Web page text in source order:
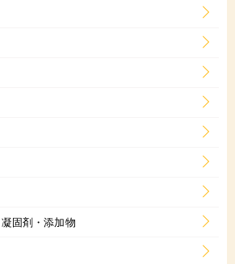
固剤・添加物